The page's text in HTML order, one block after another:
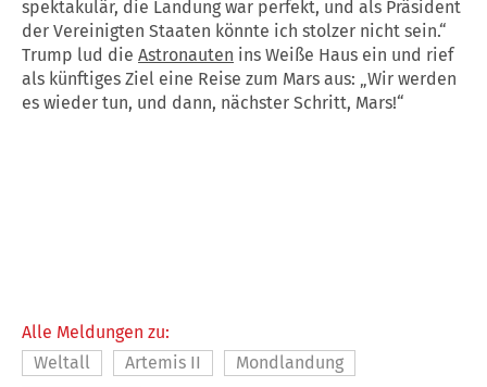
spektakulär, die Landung war perfekt, und als Präsident
der Vereinigten Staaten könnte ich stolzer nicht sein.“
Trump lud die Astronauten ins Weiße Haus ein und rief
als künftiges Ziel eine Reise zum Mars aus: „Wir werden
es wieder tun, und dann, nächster Schritt, Mars!“
Alle Meldungen zu:
Weltall
Artemis II
Mondlandung